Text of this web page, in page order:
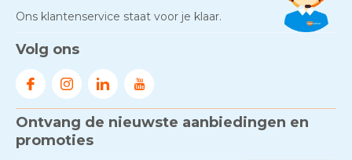
Door
Voorkom brand met
rookmelders, hittemelders en
Ons klantenservice staat voor je klaar.
Volg ons
Ontvang de nieuwste aanbiedingen en
promoties